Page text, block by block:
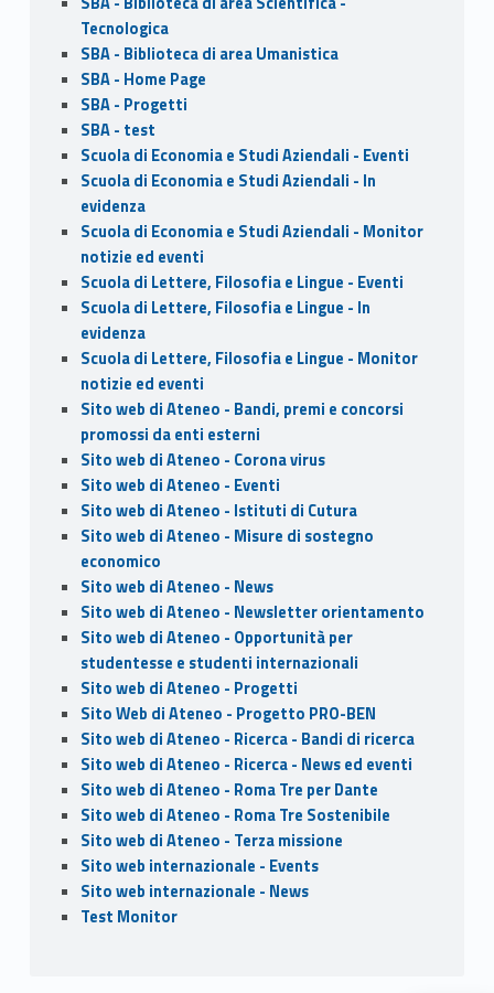
Tecnologica
SBA - Biblioteca di area Umanistica
SBA - Home Page
SBA - Progetti
SBA - test
Scuola di Economia e Studi Aziendali - Eventi
Scuola di Economia e Studi Aziendali - In
evidenza
Scuola di Economia e Studi Aziendali - Monitor
notizie ed eventi
Scuola di Lettere, Filosofia e Lingue - Eventi
Scuola di Lettere, Filosofia e Lingue - In
evidenza
Scuola di Lettere, Filosofia e Lingue - Monitor
notizie ed eventi
Sito web di Ateneo - Bandi, premi e concorsi
promossi da enti esterni
Sito web di Ateneo - Corona virus
Sito web di Ateneo - Eventi
Sito web di Ateneo - Istituti di Cutura
Sito web di Ateneo - Misure di sostegno
economico
Sito web di Ateneo - News
Sito web di Ateneo - Newsletter orientamento
Sito web di Ateneo - Opportunità per
studentesse e studenti internazionali
Sito web di Ateneo - Progetti
Sito Web di Ateneo - Progetto PRO-BEN
Sito web di Ateneo - Ricerca - Bandi di ricerca
Sito web di Ateneo - Ricerca - News ed eventi
Sito web di Ateneo - Roma Tre per Dante
Sito web di Ateneo - Roma Tre Sostenibile
Sito web di Ateneo - Terza missione
Sito web internazionale - Events
Sito web internazionale - News
Test Monitor